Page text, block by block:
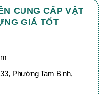
CUNG CẤP VẬT
GIÁ TỐT
Phường Tam Bình,